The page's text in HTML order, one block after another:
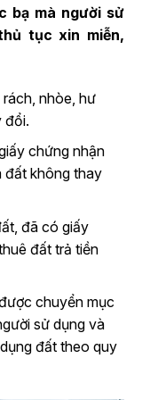
bạ mà người sử
tục xin miễn,
nhòe, hư
đổi.
chứng nhận
đất không thay
đã có giấy
đất trả tiền
chuyển mục
sử dụng và
đất theo quy